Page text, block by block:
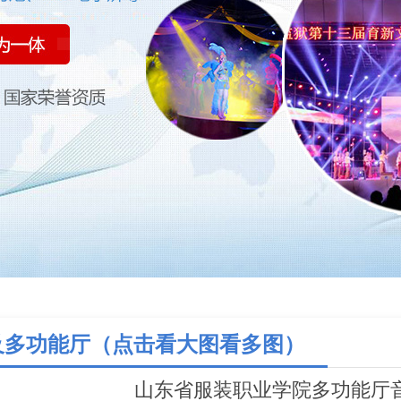
功能厅（点击看大图看多图）
山东省服装职业学院多功能厅